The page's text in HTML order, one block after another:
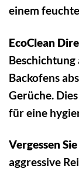
einem
EcoClean
Beschichtung
Backofens
Gerüche.
für eine
Vergessen
aggressive